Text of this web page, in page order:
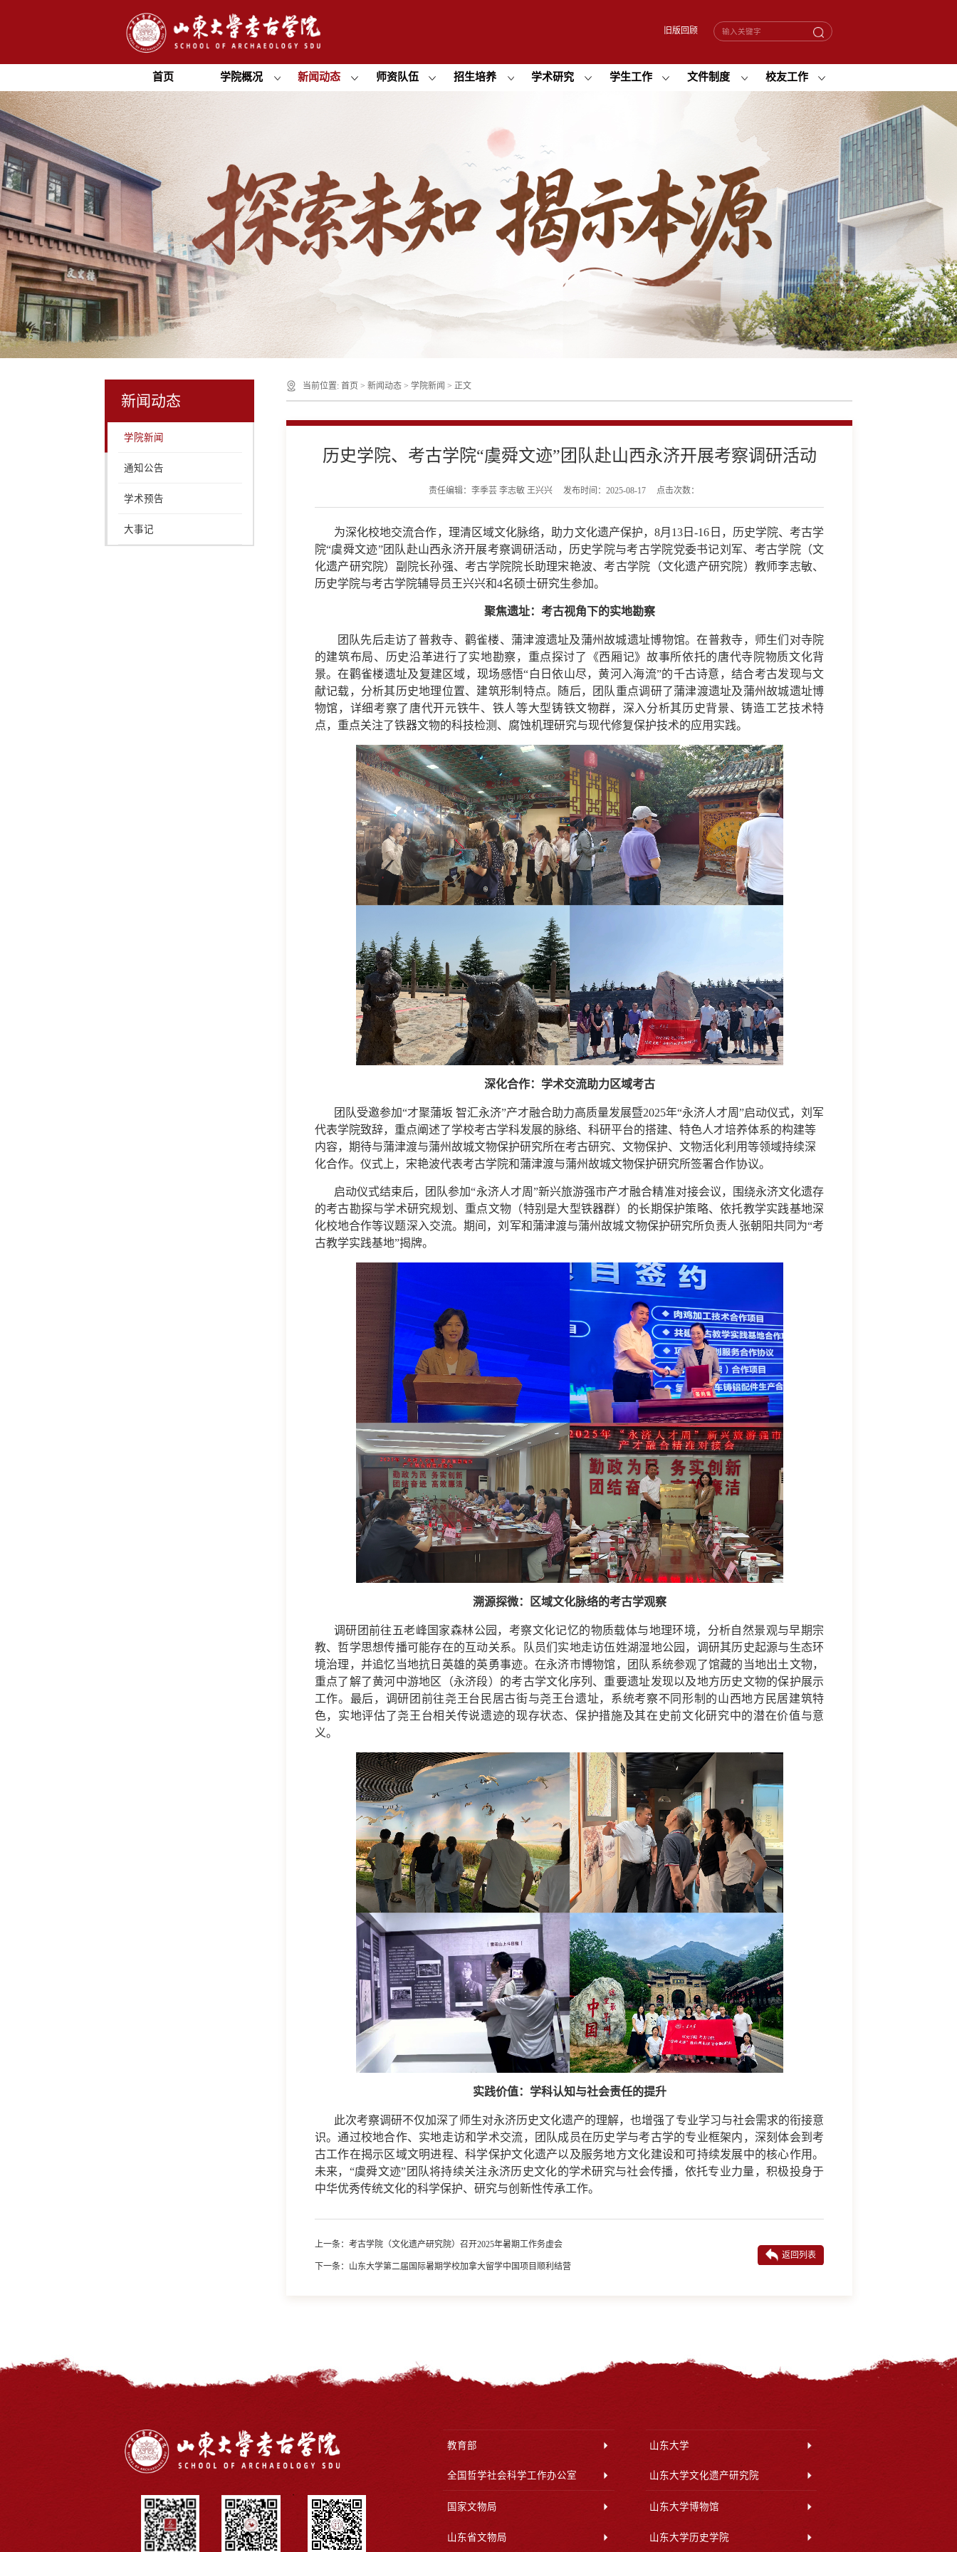
旧版回顾
首页 学院概况 新闻动态 师资队伍 招生培养 学术研究 学生工作 文件制度 校友工作
新闻动态
学院新闻
通知公告
学术预告
大事记
当前位置: 首页> 新闻动态> 学院新闻 > 正文
历史学院、考古学院“虞舜文迹”团队赴山西永济开展考察调研活动
责任编辑：李季芸 李志敏 王兴兴 发布时间：2025-08-17 点击次数：
为深化校地交流合作，理清区域文化脉络，助力文化遗产保护，8月13日-16日，历史学院、考古学
院“虞舜文迹”团队赴山西永济开展考察调研活动，历史学院与考古学院党委书记刘军、考古学院（文
化遗产研究院）副院长孙强、考古学院院长助理宋艳波、考古学院（文化遗产研究院）教师李志敏、
历史学院与考古学院辅导员王兴兴和4名硕士研究生参加。
聚焦遗址：考古视角下的实地勘察
团队先后走访了普救寺、鹳雀楼、蒲津渡遗址及蒲州故城遗址博物馆。在普救寺，师生们对寺院
的建筑布局、历史沿革进行了实地勘察，重点探讨了《西厢记》故事所依托的唐代寺院物质文化背
景。在鹳雀楼遗址及复建区域，现场感悟“白日依山尽，黄河入海流”的千古诗意，结合考古发现与文
献记载，分析其历史地理位置、建筑形制特点。随后，团队重点调研了蒲津渡遗址及蒲州故城遗址博
物馆 ，详细考察了唐代开元铁牛、铁人等大型铸铁文物群，深入分析其历史背景、铸造工艺技术特
点，重点关注了铁器文物的科技检测、腐蚀机理研究与现代修复保护技术的应用实践。
深化合作：学术交流助力区域考古
团队受邀参加“才聚蒲坂 智汇永济”产才融合助力高质量发展暨2025年“永济人才周”启动仪式， 刘军
代表学院致辞，重点阐述了学校考古学科发展的脉络、科研平台的搭建、特色人才培养体系的构建等
内容，期待与蒲津渡与蒲州故城文物保护研究所在考古研究、文物保护、文物活化利用等领域持续深
化合作。仪式上，宋艳波代表考古学院和蒲津渡与蒲州故城文物保护研究所签署合作协议。
启动仪式结束后，团队参加“永济人才周”新兴旅游强市产才融合精准对接会议，围绕永济文化遗存
的考古勘探与学术研究规划、重点文物（特别是大型铁器群）的长期保护策略、依托教学实践基地深
化校地合作等议题深入交流。期间，刘军和蒲津渡与蒲州故城文物保护研究所负责人张朝阳共同为“考
古教学实践基地”揭牌。
溯源探微：区域文化脉络的考古学观察
调研团前往五老峰国家森林公园，考察文化记忆的物质载体与地理环境，分析自然景观与早期宗
教、哲学思想传播可能存在的互动关系。队员们实地走访伍姓湖湿地公园，调研其历史起源与生态环
境治理，并追忆当地抗日英雄的英勇事迹。在永济市博物馆，团队系统参观了馆藏的当地出土文物，
重点了解了黄河中游地区（永济段）的考古学文化序列、重要遗址发现以及地方历史文物的保护展示
工作。最后，调研团前往尧王台民居古街与尧王台遗址，系统考察不同形制的山西地方民居建筑特
色，实地评估了尧王台相关传说遗迹的现存状态、保护措施及其在史前文化研究中的潜在价值与意
义。
实践价值：学科认知与社会责任的提升
此次考察调研不仅加深了师生对永济历史文化遗产的理解，也增强了专业学习与社会需求的衔接意
识。通过校地合作、实地走访和学术交流，团队成员在历史学与考古学的专业框架内，深刻体会到考
古工作在揭示区域文明进程、科学保护文化遗产以及服务地方文化建设和可持续发展中的核心作用。
未来，“虞舜文迹”团队将持续关注永济历史文化的学术研究与社会传播，依托专业力量，积极投身于
中华优秀传统文化的科学保护、研究与创新性传承工作。
上一条： 考古学院（文化遗产研究院）召开2025年暑期工作务虚会
下一条： 山东大学第二届国际暑期学校加拿大留学中国项目顺利结营
返回列表
教育部 山东大学
全国哲学社会科学工作办公室 山东大学文化遗产研究院
国家文物局 山东大学博物馆
山东省文物局 山东大学历史学院